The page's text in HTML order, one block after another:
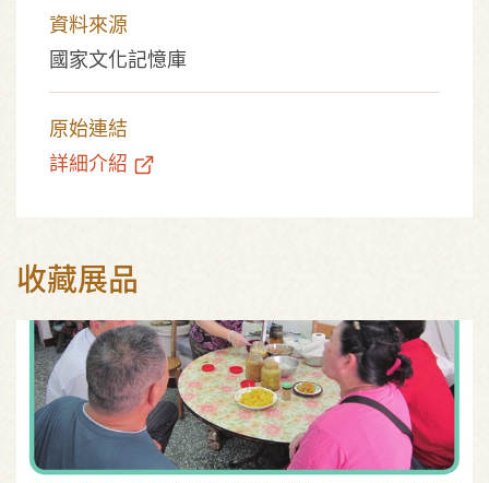
資料來源
國家文化記憶庫
原始連結
詳細介紹
收藏展品